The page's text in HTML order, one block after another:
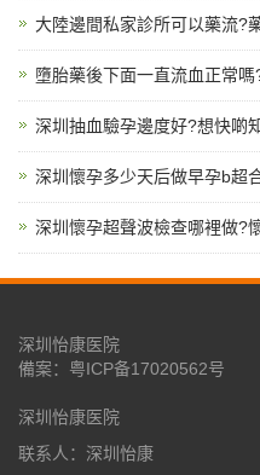
大陸邊間私家診所可以藥流?
墮胎藥後下面一直流血正常
深圳抽血驗孕邊度好?想快啲
深圳懷孕多少天后做早孕b超
深圳懷孕超聲波檢查哪裡做?
深圳怡康医院
備案： 粤ICP备17020562号
深圳怡康医院
联系人：深圳怡康